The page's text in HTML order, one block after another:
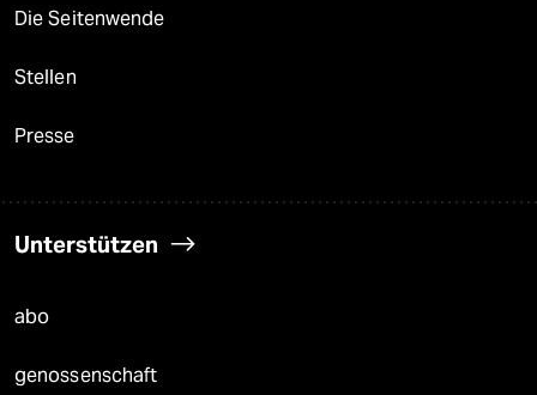
Die Seitenwende
Stellen
Presse
Unterstützen
abo
genossenschaft